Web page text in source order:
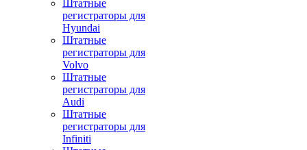
Штатные
регистраторы для
Hyundai
Штатные
регистраторы для
Volvo
Штатные
регистраторы для
Audi
Штатные
регистраторы для
Infiniti